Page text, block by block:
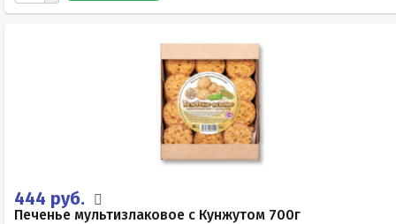
444 руб.
Печенье мультизлаковое с Кунжутом 700г